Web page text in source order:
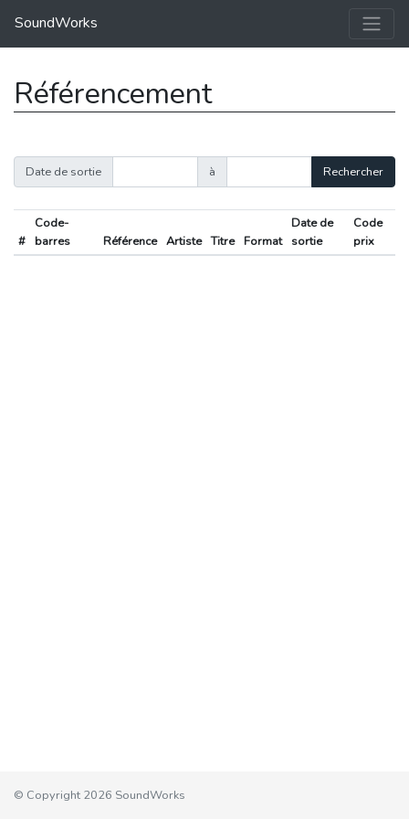
SoundWorks
Référencement
Date de sortie à Rechercher
#
Code-
barres
Référence Artiste Titre Format
Date de
sortie
Code
prix
© Copyright 2026 SoundWorks